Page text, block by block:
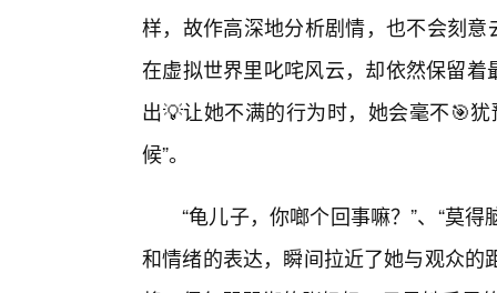
样，故作高深地分析剧情，也不会刻
在虚拟世界里叱咤风云，却依然保留着
出💡让她不满的行为时，她会毫不🎯
候”。
“龟儿子，你啷个回事嘛？”、“莫
和情绪的表达，瞬间拉近了她与观众